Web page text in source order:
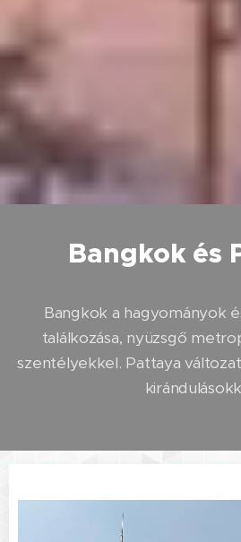
Bangkok és
Bangkok a hagyományok
találkozása, nyüzsgő
szentélyekkel. Pattaya